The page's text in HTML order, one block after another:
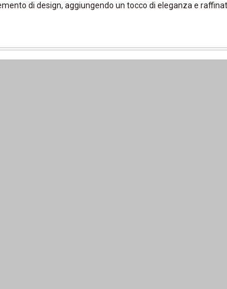
di design, aggiungendo un tocco di eleganza e